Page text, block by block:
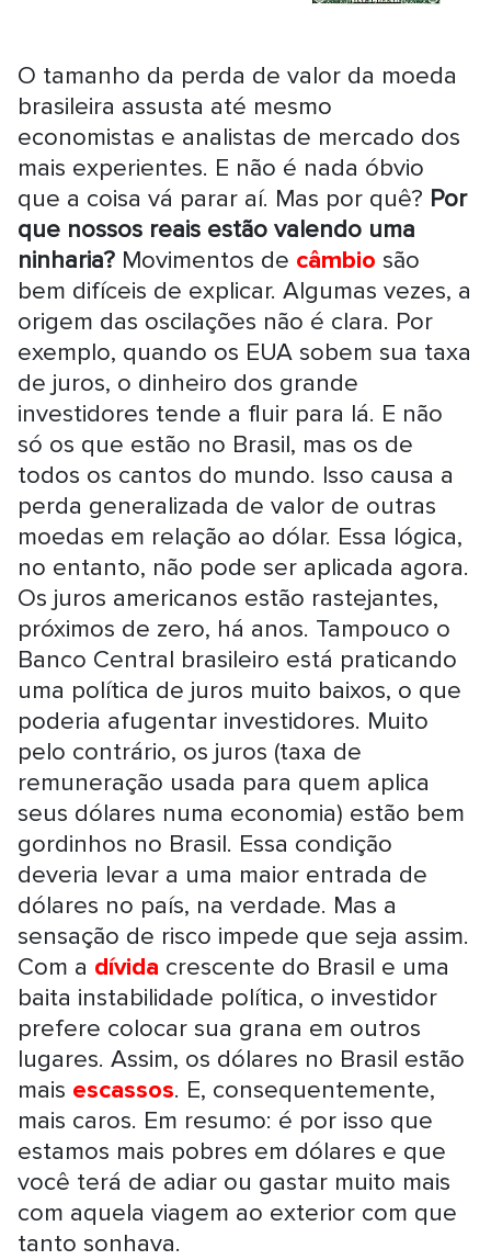
O tamanho da perda de valor da moeda
brasileira assusta até mesmo
economistas e analistas de mercado dos
mais experientes. E não é nada óbvio
que a coisa vá parar aí. Mas por quê? Por
que nossos reais estão valendo uma
ninharia? Movimentos de câmbio são
bem difíceis de explicar. Algumas vezes, a
origem das oscilações não é clara. Por
exemplo, quando os EUA sobem sua taxa
de juros, o dinheiro dos grande
investidores tende a fluir para lá. E não
só os que estão no Brasil, mas os de
todos os cantos do mundo. Isso causa a
perda generalizada de valor de outras
moedas em relação ao dólar. Essa lógica,
no entanto, não pode ser aplicada agora.
Os juros americanos estão rastejantes,
próximos de zero, há anos. Tampouco o
Banco Central brasileiro está praticando
uma política de juros muito baixos, o que
poderia afugentar investidores. Muito
pelo contrário, os juros (taxa de
remuneração usada para quem aplica
seus dólares numa economia) estão bem
gordinhos no Brasil. Essa condição
deveria levar a uma maior entrada de
dólares no país, na verdade. Mas a
sensação de risco impede que seja assim.
Com a dívida crescente do Brasil e uma
baita instabilidade política, o investidor
prefere colocar sua grana em outros
lugares. Assim, os dólares no Brasil estão
mais escassos. E, consequentemente,
mais caros. Em resumo: é por isso que
estamos mais pobres em dólares e que
você terá de adiar ou gastar muito mais
com aquela viagem ao exterior com que
tanto sonhava.